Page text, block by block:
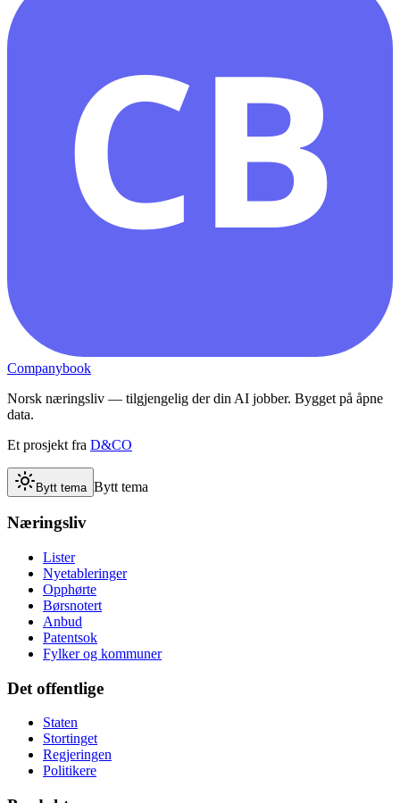
CB
Companybook
Norsk næringsliv — tilgjengelig der din AI jobber. Bygget på åpne
data.
Et prosjekt fra D&CO
Bytt tema Bytt tema
Næringsliv
Lister
Nyetableringer
Opphørte
Børsnotert
Anbud
Patentsok
Fylker og kommuner
Det offentlige
Staten
Stortinget
Regjeringen
Politikere